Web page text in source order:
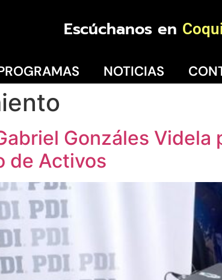
Escúchanos en
NOTICIAS
Gonzáles Videla
de Activos